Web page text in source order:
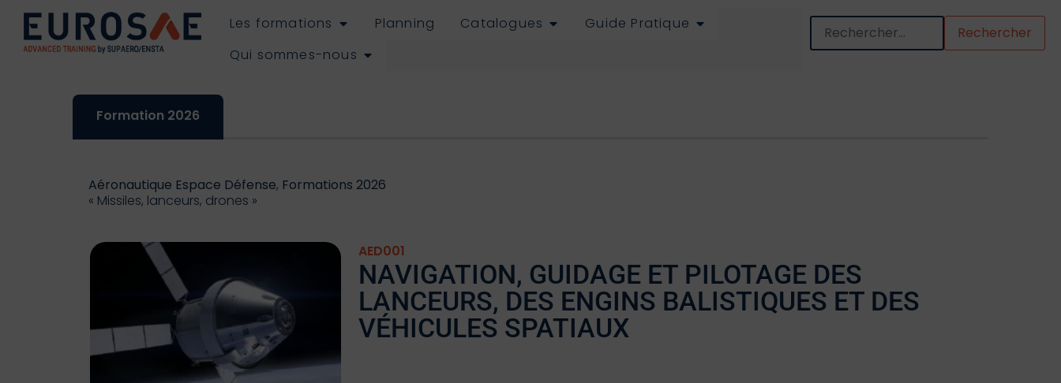
Les formations Planning Catalogues
Guide Pratique
Qui sommes-nous
Quand les résultats de l'auto-
Formation 2026
Aéronautique Espace Défense, Formations 2026
« Missiles, lanceurs, drones »
AED001
NAVIGATION, GUIDAGE ET PILOTAGE DES
LANCEURS, DES ENGINS BALISTIQUES ET DES
VÉHICULES SPATIAUX